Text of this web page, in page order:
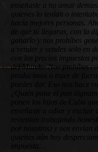
enseñaste a no amar
quienes lo tenían o
hacía mejores personas.
de que tú llegaras, con la
ganarlo y nos prohíbes
a vender y vendes solo en
con los precios impuestos
del Mundo. Nos prohíbes
producimos o traer de
puedes dar. Eso nos hace
¿Quién pone el pan
ponen los hijos de Cuba
enseñaste a odiar y excluir
revientan trabajando
por nosotros) y nos envían
quienes aún hoy
impuesta.